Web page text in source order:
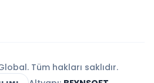
Tüm hakları saklıdır.